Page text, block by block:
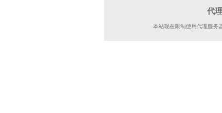
代
本站现在限制使用代理服务